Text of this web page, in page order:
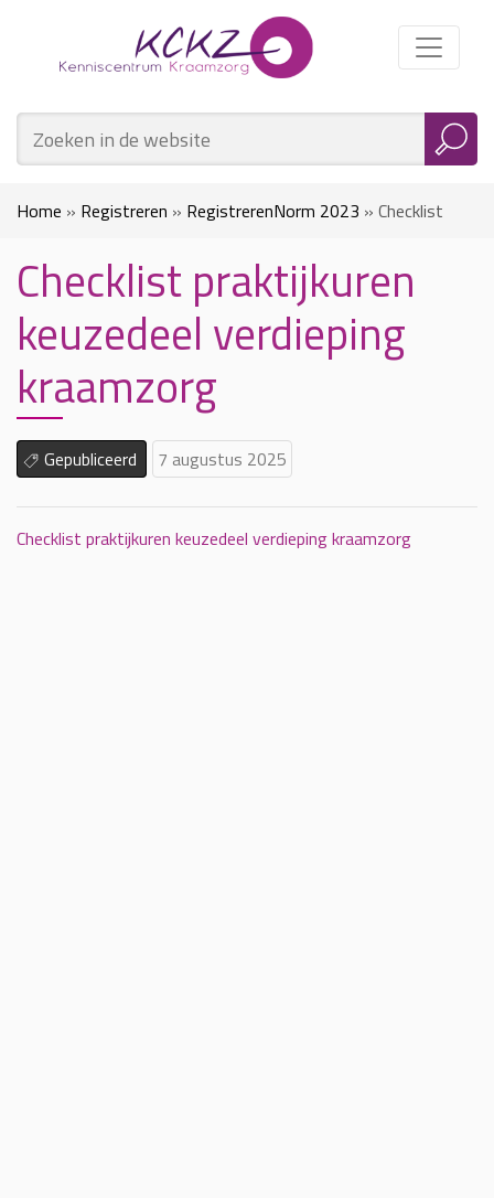
Home » Registreren » RegistrerenNorm 2023 » Checklist
praktijkuren keuzedeel verdieping kraamzorg
Checklist praktijkuren
keuzedeel verdieping
kraamzorg
Gepubliceerd 7 augustus 2025
Checklist praktijkuren keuzedeel verdieping kraamzorg